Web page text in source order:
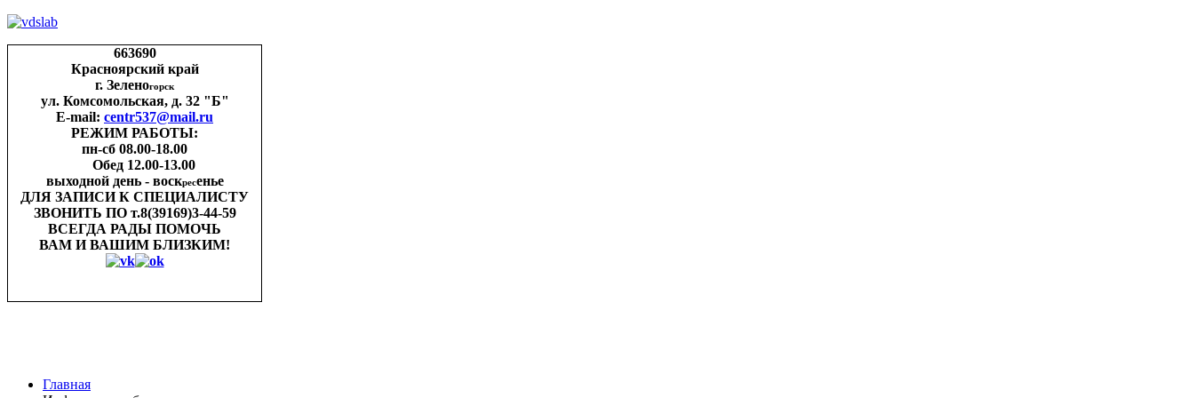
663690
Красноярский край
г. Зеленогорск
ул. Комсомольская, д. 32 "Б"
E-mail: centr537@mail.ru
РЕЖИМ РАБОТЫ:
пн-cб 08.00-18.00
Обед 12.00-13.00
выходной день - воскресенье
ДЛЯ ЗАПИСИК СПЕЦИАЛИСТУ
ЗВОНИТЬ ПО т.8(39169)3-44-59
ВСЕГДА РАДЫ ПОМОЧЬ
ВАМ И ВАШИМ БЛИЗКИМ!
Главная